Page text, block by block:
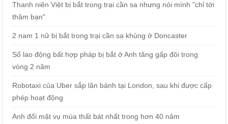
Thanh niên Việt bị bắt trong trại cần sa nhưng nói mình "chỉ tới
thăm bạn"
2 nam 1 nữ bị bắt trong trại cần sa khủng ở Doncaster
Số lao động bất hợp pháp bị bắt ở Anh tăng gấp đôi trong
vòng 2 năm
Robotaxi của Uber sắp lăn bánh tại London, sau khi được cấp
phép hoạt động
Anh đối mặt vụ mùa thất bát nhất trong hơn 40 năm